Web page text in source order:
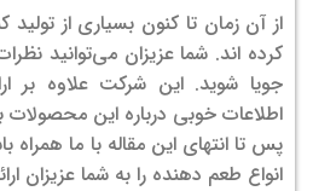
از آن زمان تا کنون بسیاری از
کرده اند. شما عزیزان می‌توانید
جویا شوید. این شرکت علاوه بر
اطلاعات خوبی درباره این محصولات
پس تا انتهای این مقاله با ما همراه
انواع طعم دهنده را به شما عزیزان